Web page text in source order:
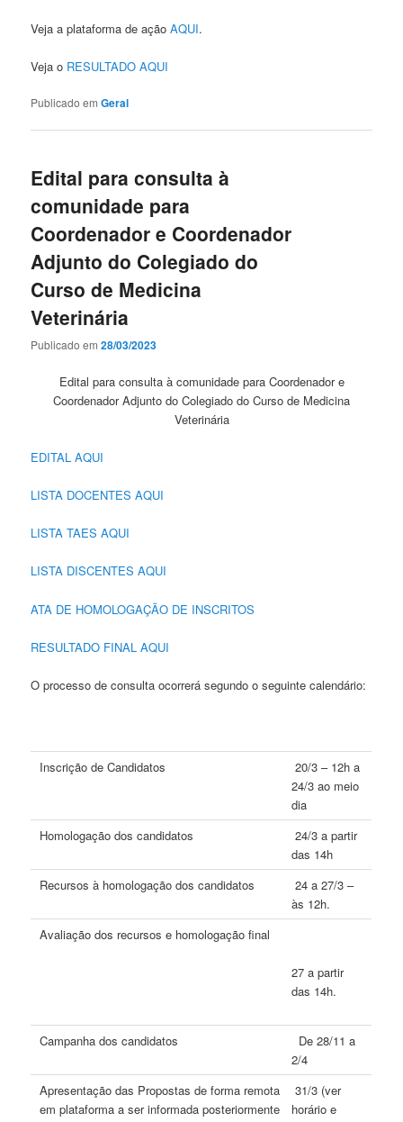
Veja a plataforma de açãoAQUI.
Veja o RESULTADO AQUI
Publicado em Geral
Edital para consulta à
comunidade para
Coordenador e Coordenador
Adjunto do Colegiado do
Curso de Medicina
Veterinária
Publicado em28/03/2023
Edital para consulta à comunidade para Coordenador e
Coordenador Adjunto do Colegiado do Curso de Medicina
Veterinária
EDITAL AQUI
LISTA DOCENTES AQUI
LISTA TAES AQUI
LISTA DISCENTES AQUI
ATA DE HOMOLOGAÇÃO DE INSCRITOS
RESULTADO FINAL AQUI
O processo de consulta ocorrerá segundo o seguinte calendário:
Inscrição de Candidatos
20/3 – 12h a
24/3 ao meio
dia
Homologação dos candidatos
24/3 a partir
das 14h
Recursos à homologação dos candidatos
24 a 27/3 –
às 12h.
Avaliação dos recursos e homologação final
27 a partir
das 14h.
Campanha dos candidatos
De 28/11 a
2/4
Apresentação das Propostas de forma remota
em plataforma a ser informada posteriormente
31/3 (ver
horário e